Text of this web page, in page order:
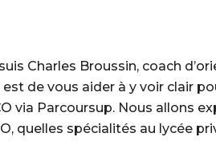
Charles Broussin, coach
est de vous aider à y voir clair
via Parcoursup. Nous allons
quelles spécialités au lycée